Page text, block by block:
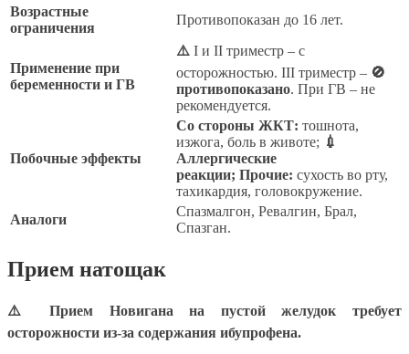
Возрастные
ограничения
Противопоказан до 16 лет.
Применение при
беременности и ГВ
⚠️ I и II триместр – с
осторожностью. III триместр – 🚫
противопоказано. При ГВ – не
рекомендуется.
Побочные эффекты
Со стороны ЖКТ: тошнота,
изжога, боль в животе; 💉
Аллергические
реакции; Прочие: сухость во рту,
тахикардия, головокружение.
Аналоги
Спазмалгон, Ревалгин, Брал,
Спазган.
Прием натощак
⚠️ Прием Новигана на пустой желудок требует
осторожности из-за содержания ибупрофена.